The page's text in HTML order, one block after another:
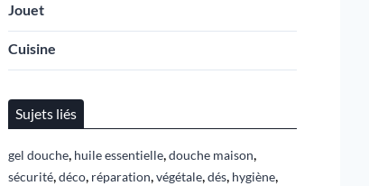
Jouet
Cuisine
Sujets liés
gel douche, huile essentielle,douche maison,
sécurité,déco, réparation,végétale,dés, hygiène,